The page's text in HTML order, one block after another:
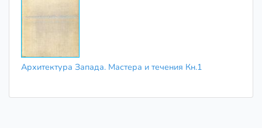
Архитектура Запада. Мастера и течения Кн.1